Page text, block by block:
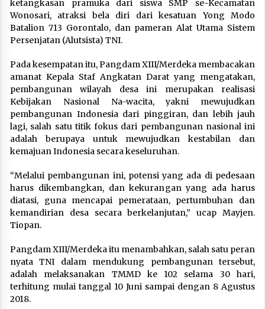
ketangkasan pramuka dari siswa SMP se-Kecamatan
Wonosari, atraksi bela diri dari kesatuan Yong Modo
Batalion 713 Gorontalo, dan pameran Alat Utama Sistem
Persenjatan (Alutsista) TNI.
Pada kesempatan itu, Pangdam XIII/Merdeka membacakan
amanat Kepala Staf Angkatan Darat yang mengatakan,
pembangunan wilayah desa ini merupakan realisasi
Kebijakan Nasional Na-wacita, yakni mewujudkan
pembangunan Indonesia dari pinggiran, dan lebih jauh
lagi, salah satu titik fokus dari pembangunan nasional ini
adalah berupaya untuk mewujudkan kestabilan dan
kemajuan Indonesia secara keseluruhan.
“Melalui pembangunan ini, potensi yang ada di pedesaan
harus dikembangkan, dan kekurangan yang ada harus
diatasi, guna mencapai pemerataan, pertumbuhan dan
kemandirian desa secara berkelanjutan,” ucap Mayjen.
Tiopan.
Pangdam XIII/Merdeka itu menambahkan, salah satu peran
nyata TNI dalam mendukung pembangunan tersebut,
adalah melaksanakan TMMD ke 102 selama 30 hari,
terhitung mulai tanggal 10 Juni sampai dengan 8 Agustus
2018.